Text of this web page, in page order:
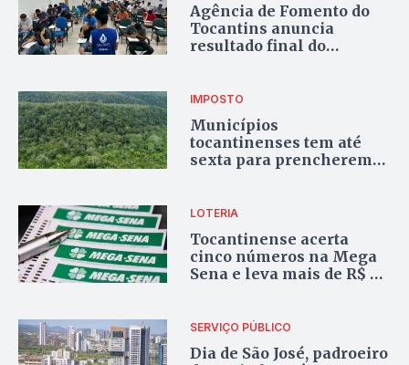
Agência de Fomento do
Tocantins anuncia
resultado final do
IMPOSTO
Municípios
tocantinenses tem até
sexta para prencherem
LOTERIA
Tocantinense acerta
cinco números na Mega
Sena e leva mais de R$ 50
SERVIÇO PÚBLICO
Dia de São José, padroeiro